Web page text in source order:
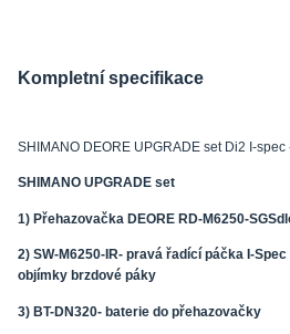
Kompletní specifikace
SHIMANO DEORE UPGRADE set Di2 I-spec
SHIMANO UPGRADE set
1) Přehazovačka DEORE RD-M6250-
2) SW-M6250-IR- pravá řadící páčka I-
objímky brzdové páky
3) BT-DN320- baterie do přehazovačky